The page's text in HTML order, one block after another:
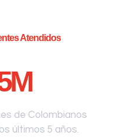
Atendidos
M
de Colombianos
últimos 5 años.